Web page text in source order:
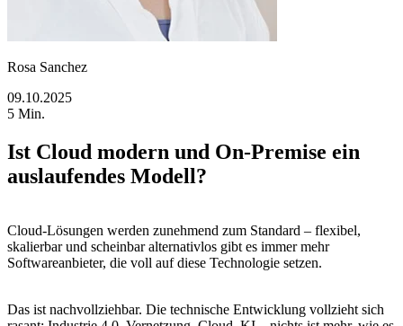
Rosa Sanchez
09.10.2025
5 Min.
Ist Cloud modern und On-Premise ein
auslaufendes Modell?
Cloud-Lösungen werden zunehmend zum Standard – flexibel,
skalierbar und scheinbar alternativlos gibt es immer mehr
Softwareanbieter, die voll auf diese Technologie setzen.
Das ist nachvollziehbar. Die technische Entwicklung vollzieht sich